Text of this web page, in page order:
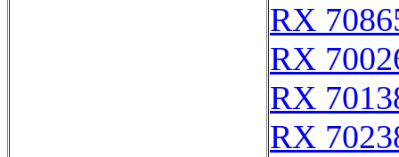
RX
RX
RX
RX